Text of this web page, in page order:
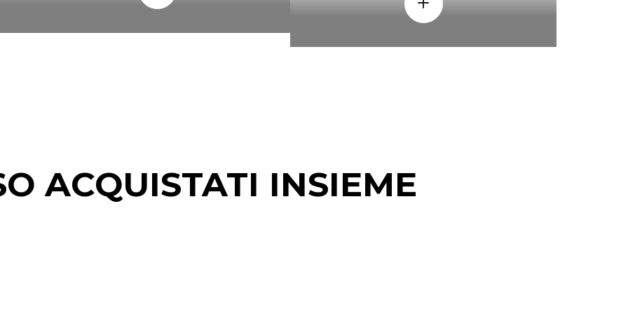
ACQUISTATI INSIEME